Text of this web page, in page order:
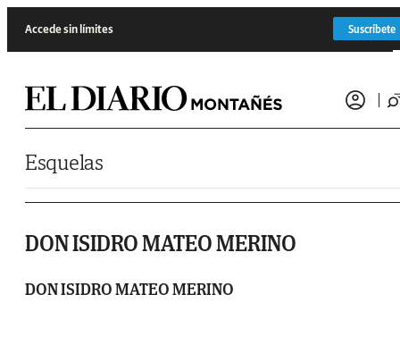
Accede sin límites Suscríbete
Esquelas
DON ISIDRO MATEO MERINO
DON ISIDRO MATEO MERINO